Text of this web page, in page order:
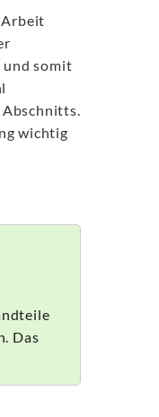
Arbeit
und somit
Abschnitts.
wichtig
Das